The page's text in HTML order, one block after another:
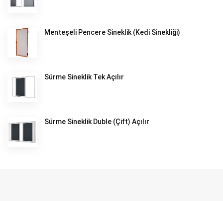
Menteşeli Pencere Sineklik (Kedi Sinekliği)
Sürme Sineklik Tek Açılır
Sürme Sineklik Duble (Çift) Açılır